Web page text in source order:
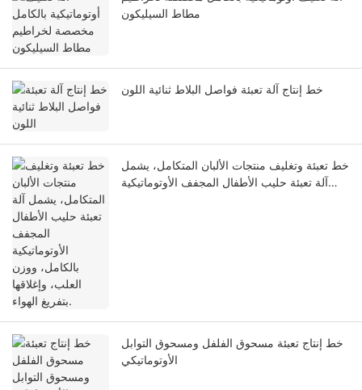
مطاط السيليكون
خط إنتاج آلة تعبئة فواصل البلاط ثنائية اللون
خط تعبئة وتغليف منتجات الألبان المتكامل، يشمل
آلة تعبئة حليب الأطفال المجفف الأوتوماتيكية
خط إنتاج تعبئة مسحوق الفلفل ومسحوق التوابل
الأوتوماتيكي